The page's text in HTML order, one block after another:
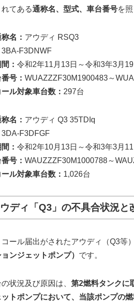
てある通称名、型式、車台番号を
名： アウディ RSQ3
3BA-F3DNWF
： 令和2年11月13日～令和3年3月19
号： WUAZZZF30M1900483～
ル対象車台数： 297台
名： アウディ Q3 35TDIq
3DA-F3DFGF
： 令和2年10月13日～令和3年3月11
号： WAUZZZF30M1000788～
ル対象車台数： 1,026台
ディ「Q3」の不具合状況と
ール届出がされたアウディ（Q3等
ンジェットポンプ） です。
状況及び原因は、 第2燃料タンクに
ットポンプにおいて、当該ポンプの